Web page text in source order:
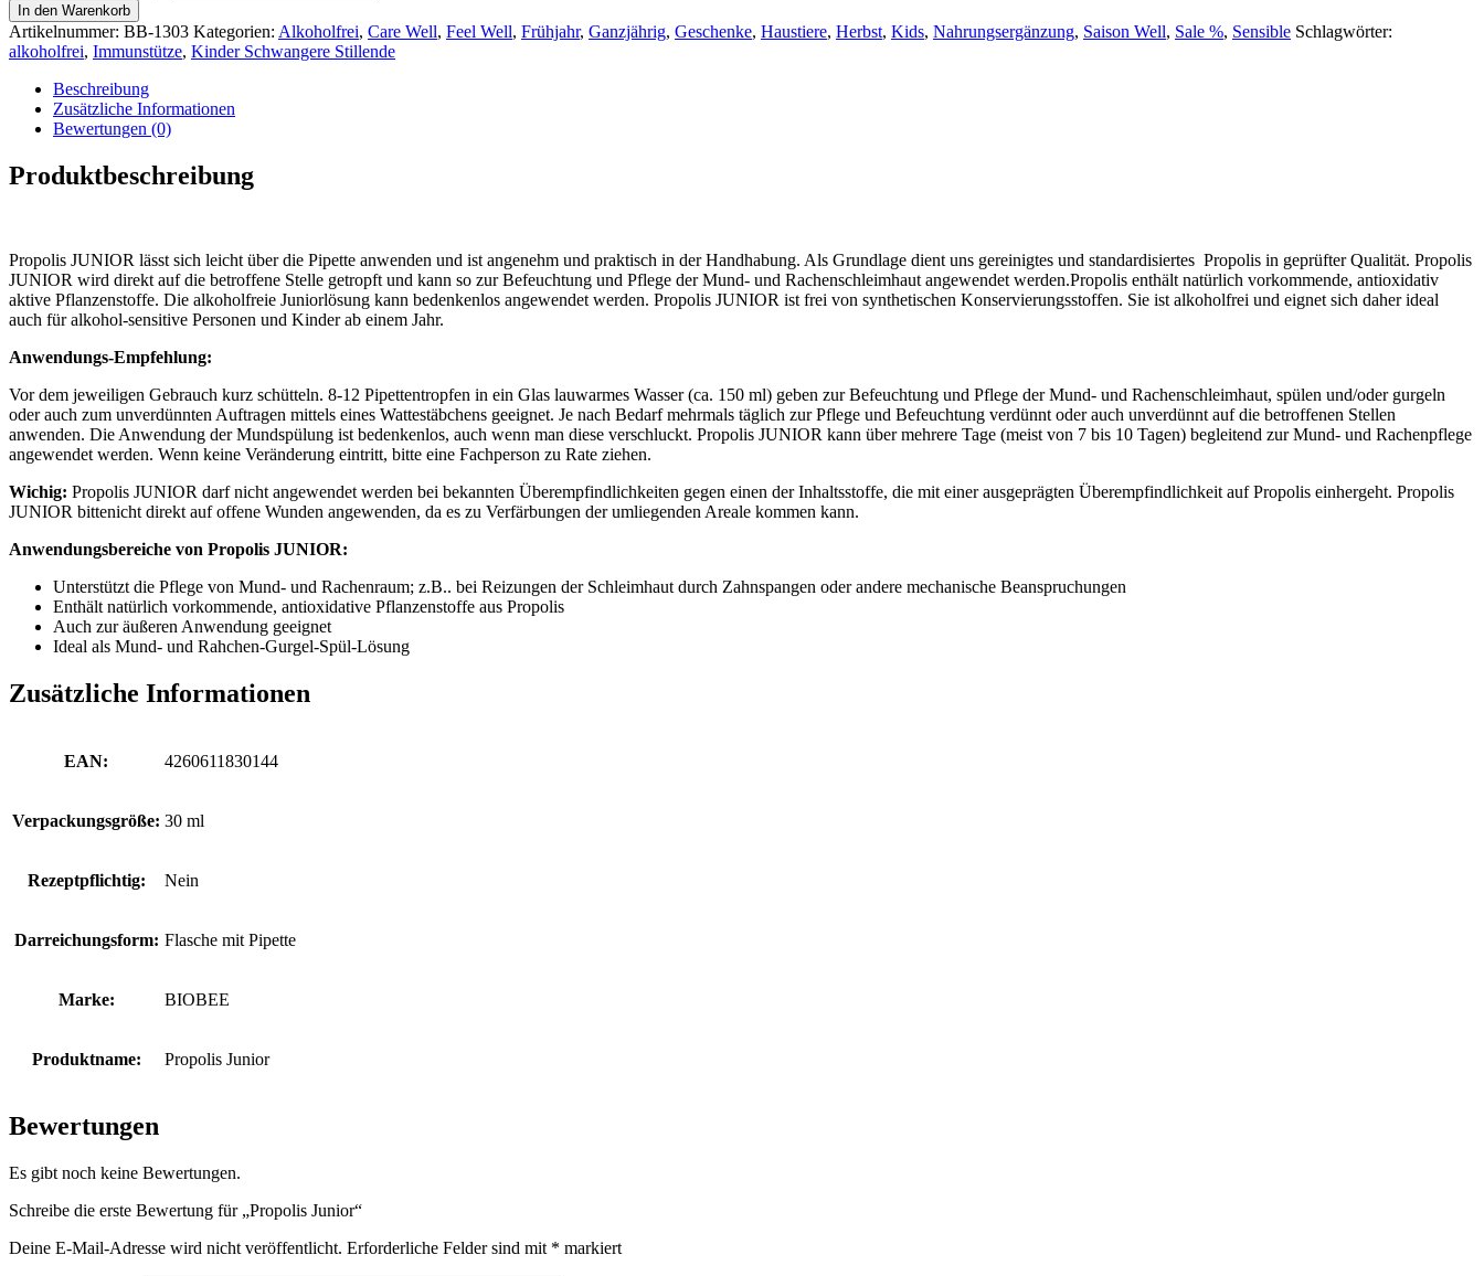
In den Warenkorb
Artikelnummer: BB-1303 Kategorien: Alkoholfrei, Care Well, Feel Well, Frühjahr, Ganzjährig, Geschenke, Haustiere, Herbst, Kids, Nahrungsergänzung, Saison Well, Sale %, Sensible Schlagwörter:
alkoholfrei, Immunstütze, Kinder Schwangere Stillende
Beschreibung
Zusätzliche Informationen
Bewertungen (0)
Produktbeschreibung
Propolis JUNIOR lässt sich leicht über die Pipette anwenden und ist angenehm und praktisch in der Handhabung. Als Grundlage dient uns gereinigtes und standardisiertes Propolis in geprüfter Qualität. Propolis
JUNIOR wird direkt auf die betroffene Stelle getropft und kann so zur Befeuchtung und Pflege der Mund- und Rachenschleimhaut angewendet werden.Propolis enthält natürlich vorkommende, antioxidativ
aktive Pflanzenstoffe. Die alkoholfreie Juniorlösung kann bedenkenlos angewendet werden. Propolis JUNIOR ist frei von synthetischen Konservierungsstoffen. Sie ist alkoholfrei und eignet sich daher ideal
auch für alkohol-sensitive Personen und Kinder ab einem Jahr.
Anwendungs-Empfehlung:
Vor dem jeweiligen Gebrauch kurz schütteln. 8-12 Pipettentropfen in ein Glas lauwarmes Wasser (ca. 150 ml) geben zur Befeuchtung und Pflege der Mund- und Rachenschleimhaut, spülen und/oder gurgeln
oder auch zum unverdünnten Auftragen mittels eines Wattestäbchens geeignet. Je nach Bedarf mehrmals täglich zur Pflege und Befeuchtung verdünnt oder auch unverdünnt auf die betroffenen Stellen
anwenden. Die Anwendung der Mundspülung ist bedenkenlos, auch wenn man diese verschluckt. Propolis JUNIOR kann über mehrere Tage (meist von 7 bis 10 Tagen) begleitend zur Mund- und Rachenpflege
angewendet werden. Wenn keine Veränderung eintritt, bitte eine Fachperson zu Rate ziehen.
Wichig: Propolis JUNIOR darf nicht angewendet werden bei bekannten Überempfindlichkeiten gegen einen der Inhaltsstoffe, die mit einer ausgeprägten Überempfindlichkeit auf Propolis einhergeht. Propolis
JUNIOR bittenicht direkt auf offene Wunden angewenden, da es zu Verfärbungen der umliegenden Areale kommen kann.
Anwendungsbereiche von Propolis JUNIOR:
Unterstützt die Pflege von Mund- und Rachenraum; z.B.. bei Reizungen der Schleimhaut durch Zahnspangen oder andere mechanische Beanspruchungen
Enthält natürlich vorkommende, antioxidative Pflanzenstoffe aus Propolis
Auch zur äußeren Anwendung geeignet
Ideal als Mund- und Rahchen-Gurgel-Spül-Lösung
Zusätzliche Informationen
EAN: 4260611830144
Verpackungsgröße: 30 ml
Rezeptpflichtig: Nein
Darreichungsform: Flasche mit Pipette
Marke: BIOBEE
Produktname: Propolis Junior
Bewertungen
Es gibt noch keine Bewertungen.
Schreibe die erste Bewertung für „Propolis Junior“
Deine E-Mail-Adresse wird nicht veröffentlicht. Erforderliche Felder sind mit * markiert